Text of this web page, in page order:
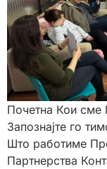
Почетна Кои сме
Запознајте го
Што работиме
Партнерства